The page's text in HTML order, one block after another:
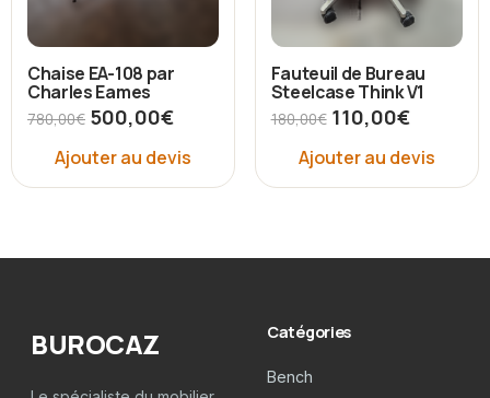
Chaise EA-108 par
Charles Eames
780,00€ 500,00€
Ajouter au devis
Fauteuil de Bureau
Steelcase Think V1
180,00€ 110,00€
Ajouter au devis
BUROCAZ Catégories
Bench